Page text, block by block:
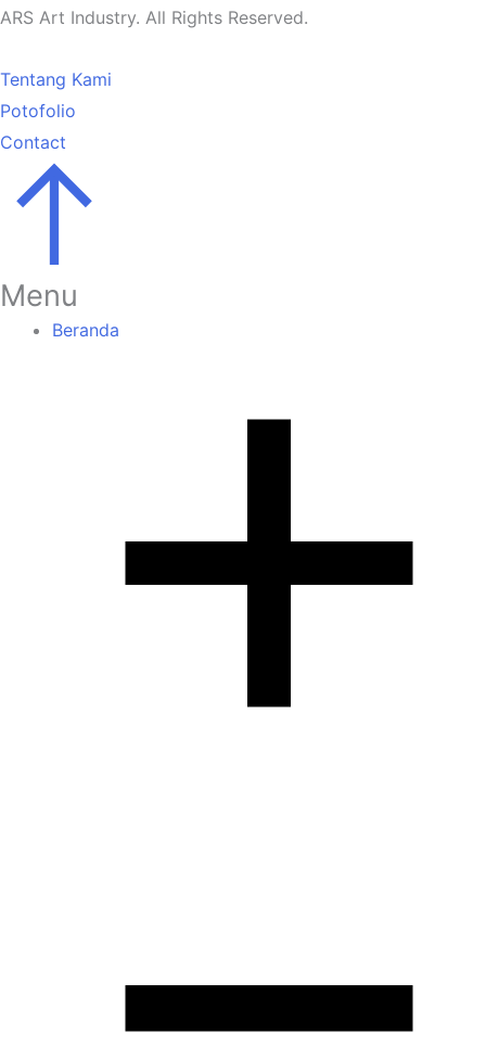
ARS Art Industry. All Rights Reserved.
Tentang Kami
Potofolio
Contact
Menu
Beranda